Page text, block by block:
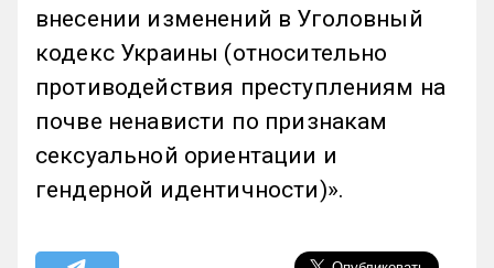
внесении изменений в Уголовный
кодекс Украины (относительно
противодействия преступлениям на
почве ненависти по признакам
сексуальной ориентации и
гендерной идентичности)».